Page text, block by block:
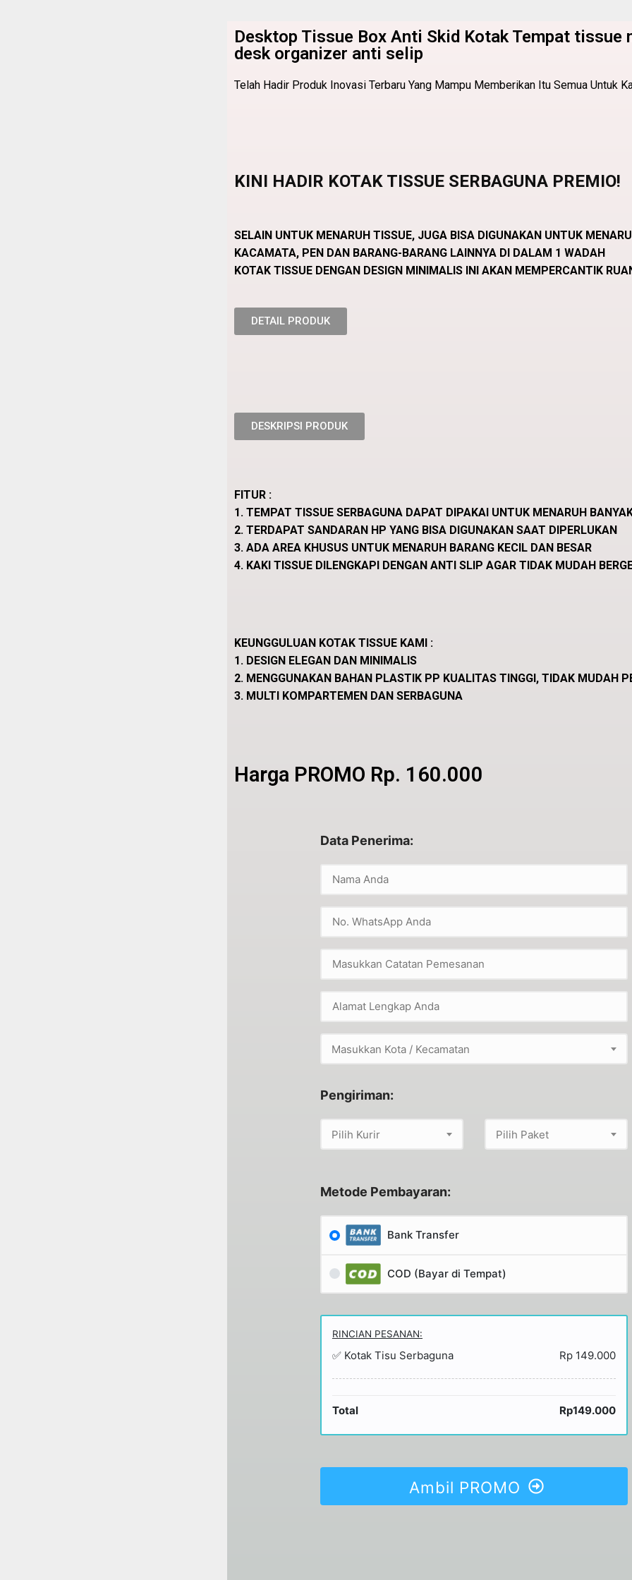
Desktop Tissue Box Anti Skid Kotak Tempat tissue
desk organizer anti selip
Telah Hadir Produk Inovasi Terbaru Yang Mampu Memberikan Itu Semua Untuk
KINI HADIR KOTAK TISSUE SERBAGUNA PREMIO!
SELAIN UNTUK MENARUH TISSUE, JUGA BISA DIGUNAKAN UNTUK
KACAMATA, PEN DAN BARANG-BARANG LAINNYA DI DALAM 1 WADAH
KOTAK TISSUE DENGAN DESIGN MINIMALIS INI AKAN MEMPERCANTIK
DETAIL PRODUK
DESKRIPSI PRODUK
FITUR :
1. TEMPAT TISSUE SERBAGUNA DAPAT DIPAKAI UNTUK MENARUH
2. TERDAPAT SANDARAN HP YANG BISA DIGUNAKAN SAAT DIPERLUKAN
3. ADA AREA KHUSUS UNTUK MENARUH BARANG KECIL DAN BESAR
4. KAKI TISSUE DILENGKAPI DENGAN ANTI SLIP AGAR TIDAK MUDAH
KEUNGGULUAN KOTAK TISSUE KAMI :
1. DESIGN ELEGAN DAN MINIMALIS
2. MENGGUNAKAN BAHAN PLASTIK PP KUALITAS TINGGI, TIDAK MUDAH
3. MULTI KOMPARTEMEN DAN SERBAGUNA
Harga PROMO Rp. 160.000
Data Penerima:
Masukkan Kota / Kecamatan
Pengiriman:
Pilih Kurir Pilih Paket
Metode Pembayaran:
Bank Transfer
COD (Bayar di Tempat)
RINCIAN PESANAN:
✅ Kotak Tisu Serbaguna Rp 149.000
Total Rp149.000
Ambil PROMO